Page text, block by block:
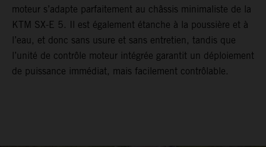
moteur s’adapte parfaitement au châssis minimaliste de la
KTM SX-E 5. Il est également étanche à la poussière et à
l’eau, et donc sans usure et sans entretien, tandis que
l’unité de contrôle moteur intégrée garantit un déploiement
de puissance immédiat, mais facilement contrôlable.